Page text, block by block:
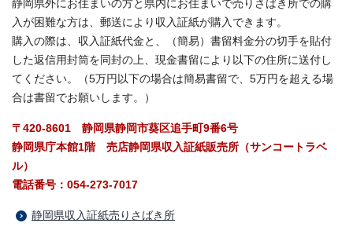
静岡県外にお住まいの方と県内にお住まいで売りさばき所での購
入が困難な方は、郵送により収入証紙が購入できます。
購入の際は、収入証紙代金と、（簡易）書留料金分の切手を貼付
した返信用封筒を同封の上、現金書留により以下の住所に送付し
てください。（5万円以下の場合は簡易書留で、5万円を超える場
合は書留でお願いします。）
〒420-8601 静岡県静岡市葵区追手町9番6号
静岡県庁本館1階 売店静岡県収入証紙販売所（サンコートラベ
ル）
電話番号：054-273-7017
静岡県収入証紙売りさばき所